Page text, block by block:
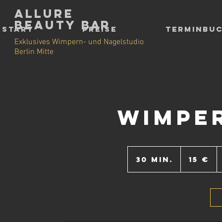
Allure
Beauty Bar
Exklusives Wimpern- und Nagelstudio
Berlin Mitte
Start Preise
30 Min. 15 €